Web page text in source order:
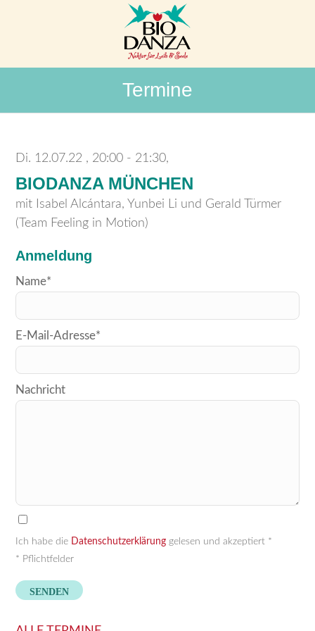
Termine
Di. 12.07.22 20:00 - 21:30,
BIODANZA MÜNCHEN
mit Isabel Alcántara, Yunbei Li und Gerald Türmer
(Team Feeling in Motion)
Anmeldung
Bitte
dieses
Feld
Name*
E-Mail-Adresse*
Nachricht
Ich habe die Datenschutzerklärung gelesen und akzeptiert *
* Pflichtfelder